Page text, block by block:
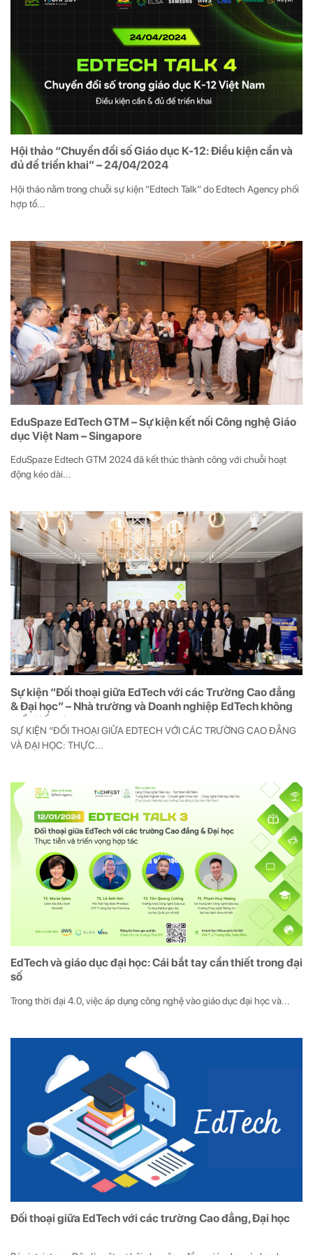
Hội thảo “Chuyển đổi số Giáo dục K-12: Điều kiện cần và
đủ để triển khai” – 24/04/2024
Hội thảo nằm trong chuỗi sự kiện “Edtech Talk” do Edtech Agency phối
hợp tổ...
EduSpaze EdTech GTM – Sự kiện kết nối Công nghệ Giáo
dục Việt Nam – Singapore
EduSpaze Edtech GTM 2024 đã kết thúc thành công với chuỗi hoạt
động kéo dài...
Sự kiện “Đối thoại giữa EdTech với các Trường Cao đẳng
& Đại học” – Nhà trường và Doanh nghiệp EdTech không
thể thiếu nhau
SỰ KIỆN “ĐỐI THOẠI GIỮA EDTECH VỚI CÁC TRƯỜNG CAO ĐẲNG
VÀ ĐẠI HỌC: THỰC...
EdTech và giáo dục đại học: Cái bắt tay cần thiết trong đại
số
Trong thời đại 4.0, việc áp dụng công nghệ vào giáo dục đại học và...
Đối thoại giữa EdTech với các trường Cao đẳng, Đại học